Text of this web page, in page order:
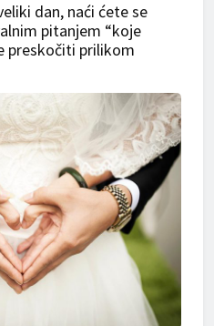
dan, naći ćete se
pitanjem “koje
preskočiti prilikom